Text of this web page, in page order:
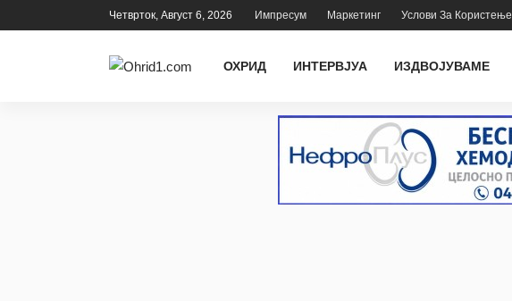
Четврток, Август 6, 2026 Импресум Маркетинг Услови За Користење
ОХРИД ИНТЕРВЈУА ИЗДВОЈУВАМЕ